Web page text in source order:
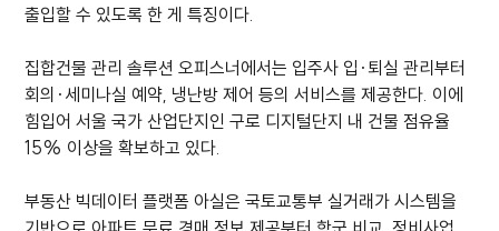
출입할 수 있도록 한 게 특징이다.
집합건물 관리 솔루션 오피스너에서는 입주사 입·퇴실 관리부터
회의·세미나실 예약, 냉난방 제어 등의 서비스를 제공한다. 이에
힘입어 서울 국가 산업단지인 구로 디지털단지 내 건물 점유율
15% 이상을 확보하고 있다.
부동산 빅데이터 플랫폼 아실은 국토교통부 실거래가 시스템을